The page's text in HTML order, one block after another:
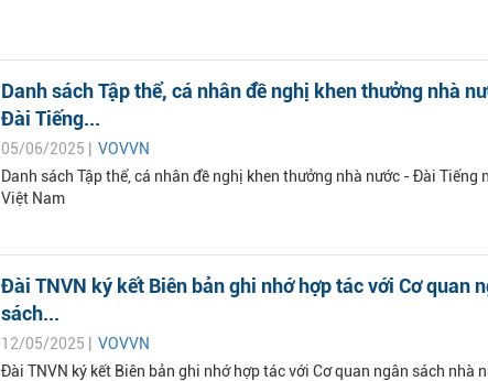
Danh sách Tập thể, cá nhân đề nghị khen thưởng nhà
Đài Tiếng...
05/06/2025 | VOVVN
Danh sách Tập thể, cá nhân đề nghị khen thưởng nhà nước - Đài Tiếng
Việt Nam
Đài TNVN ký kết Biên bản ghi nhớ hợp tác với Cơ quan
sách...
12/05/2025 | VOVVN
Đài TNVN ký kết Biên bản ghi nhớ hợp tác với Cơ quan ngân sách nhà